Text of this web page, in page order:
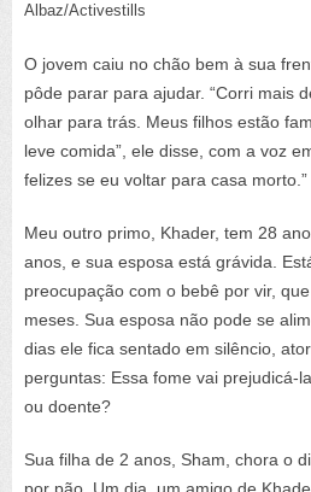
Albaz/Activestills
O jovem caiu no chão bem à sua
pôde parar para ajudar. “Corri mais
olhar para trás. Meus filhos estão
leve comida”, ele disse, com a voz
felizes se eu voltar para casa morto.”
Meu outro primo, Khader, tem 28
anos, e sua esposa está grávida.
preocupação com o bebê por vir,
meses. Sua esposa não pode se
dias ele fica sentado em silêncio,
perguntas: Essa fome vai prejudicá-
ou doente?
Sua filha de 2 anos, Sham, chora o